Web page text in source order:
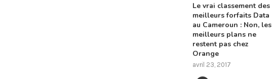
Le vrai classement des
meilleurs forfaits Data
au Cameroun : Non, les
meilleurs plans ne
restent pas chez
Orange
avril 23, 2017